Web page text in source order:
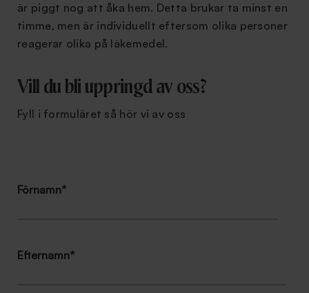
är piggt nog att åka hem. Detta brukar ta minst en
timme, men är individuellt eftersom olika personer
reagerar olika på läkemedel.
Vill du bli uppringd av oss?
Fyll i formuläret så hör vi av oss
Förnamn*
Efternamn*